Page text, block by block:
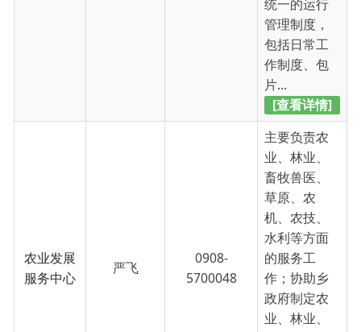
的服务工
作；协助乡
政府制定农
业、林业、
畜牧业等工
作的长远发
展规...
[查看详情]
公共文化
服务中心
买买提库尔
曼·吐尔洪
0908-
5700048
主要负责文
化、宣传、
科技、体
育、广播电
视、旅游等
方面的服务
工作；协助
乡政府制定
文化、宣
传、科技、